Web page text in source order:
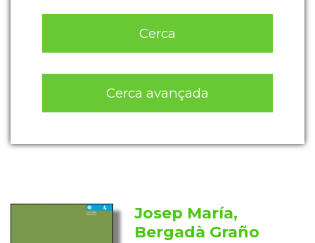
Cerca
Cerca avançada
Josep María,
Bergadà Graño